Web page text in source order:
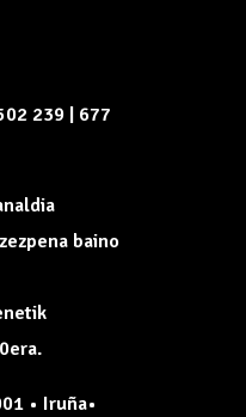
239 | 677
baino
• Iruña•